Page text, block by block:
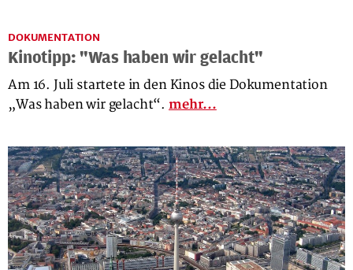
DOKUMENTATION
Kinotipp: "Was haben wir gelacht"
Am 16. Juli startete in den Kinos die Dokumentation
„Was haben wir gelacht“. mehr...